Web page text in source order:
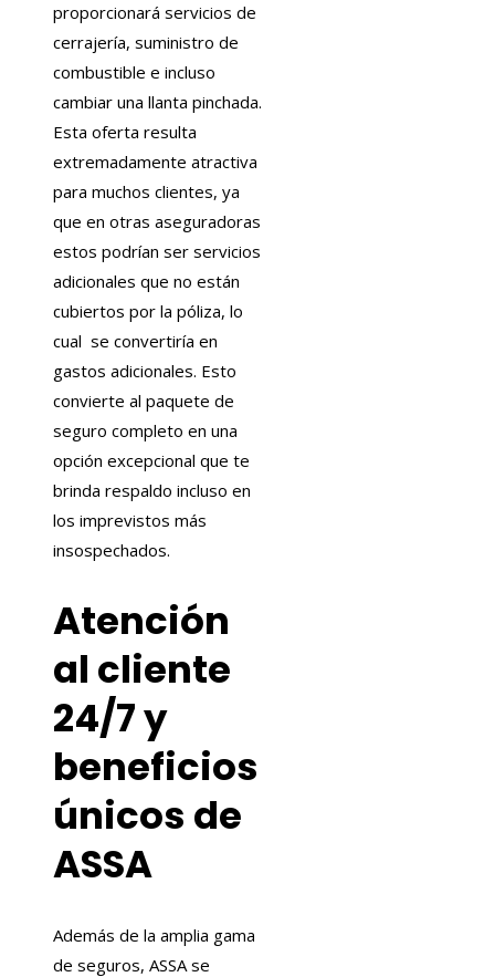
proporcionará servicios de
cerrajería, suministro de
combustible e incluso
cambiar una llanta pinchada.
Esta oferta resulta
extremadamente atractiva
para muchos clientes, ya
que en otras aseguradoras
estos podrían ser servicios
adicionales que no están
cubiertos por la póliza, lo
cual se convertiría en
gastos adicionales. Esto
convierte al paquete de
seguro completo en una
opción excepcional que te
brinda respaldo incluso en
los imprevistos más
insospechados.
Atención
al cliente
24/7 y
beneficios
únicos de
ASSA
Además de la amplia gama
de seguros, ASSA se